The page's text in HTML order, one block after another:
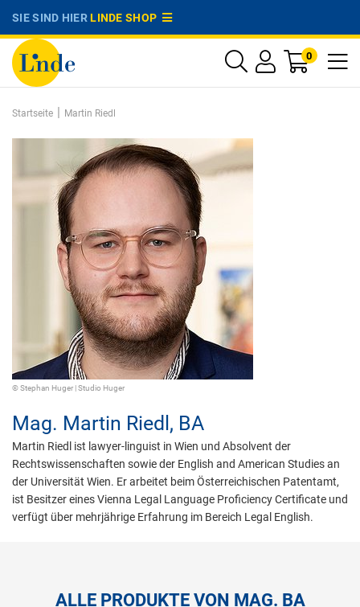
SIE SIND HIERLINDE SHOP
0
Startseite | Martin Riedl
© Stephan Huger | Studio Huger
Mag. Martin Riedl, BA
Martin Riedl ist lawyer-linguist in Wien und Absolvent der
Rechtswissenschaften sowie der English and American Studies an
der Universität Wien. Er arbeitet beim Österreichischen Patentamt,
ist Besitzer eines Vienna Legal Language Proficiency Certificate und
verfügt über mehrjährige Erfahrung im Bereich Legal English.
ALLE PRODUKTE VON MAG. BA